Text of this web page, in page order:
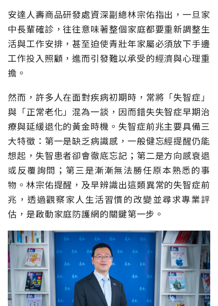
安達人壽商品研發處資深副總林宗佑指出，一旦家
中長輩確診，往往意味著整個家庭都要重新調整生
活與工作安排，甚至迫使青壯年家屬必須放下手邊
工作投入照顧，進而引發難以承受的經濟與心理重
擔。
然而，許多人在面對疾病初期時，常將「失智症」
與「正常老化」混為一談，因而錯失失智症早期治
療與延緩退化的黃金時機。失智症前兆主要具備三
大特徵：第一是缺乏病識感，一般健忘經提醒仍能
想起，失智患者卻會徹底忘記；第二是方向感衰退
或反覆詢問；第三是漸漸無法勝任原本熟悉的事
物。林宗佑提醒，及早辨識出這類異常的失智症前
兆，透過觀察家人生活習慣的改變並尋求專業評
估，是啟動家庭防護網的關鍵第一步。